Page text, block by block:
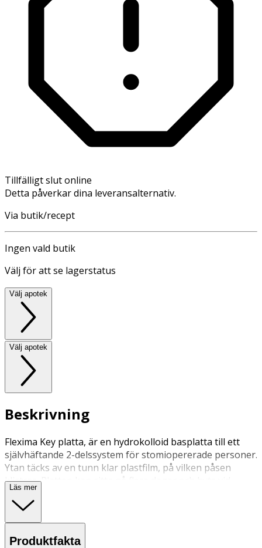
Tillfälligt slut online
Detta påverkar dina leveransalternativ.
Via butik/recept
Ingen vald butik
Välj för att se lagerstatus
Välj apotek
Välj apotek
Beskrivning
Flexima Key platta, är en hydrokolloid basplatta till ett
självhäftande 2-delssystem för stomiopererade personer.
Ytan täcks av en tunn klar plastfilm, på vilken påsen
klistras. Plattan kan sitta på flera dagar och byts vid
behov. Kan endast användas tillsammans med Flexima
Key påsar.
Läs mer
Produktfakta